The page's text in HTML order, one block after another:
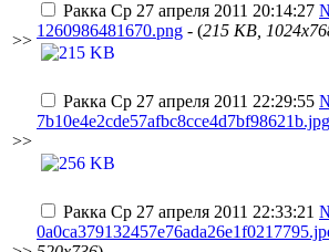
>>
Ракка Ср 27 апреля 2011 20:14:27
1260986481670.png - (215 KB,
>>
Ракка Ср 27 апреля 2011 22:29:55
7b10e4e2cde57afbc8cce4d7bf98621b.jpg
Ракка Ср 27 апреля 2011 22:33:21